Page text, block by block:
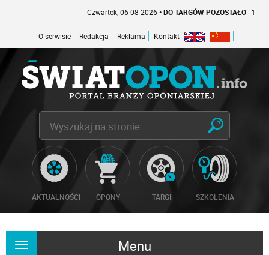
Czwartek, 06-08-2026• DO TARGÓW POZOSTAŁO -1 DNI
O serwisie Redakcja Reklama Kontakt
AKTUALNOŚCI OPONY TARGI SZKOLENIA
Menu
Rozwiń